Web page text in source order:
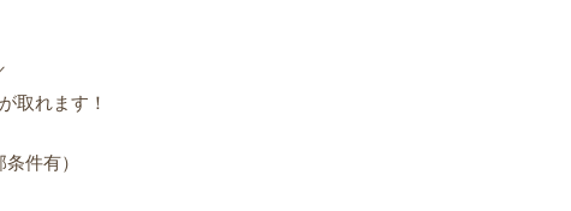
取れます！
件有）